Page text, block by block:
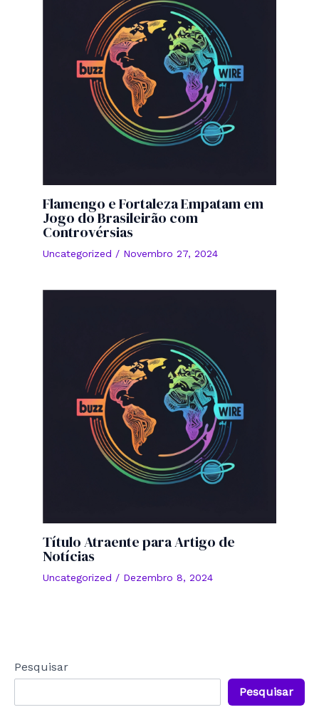
Flamengo e Fortaleza Empatam em
Jogo do Brasileirão com
Controvérsias
Uncategorized / Novembro 27, 2024
Título Atraente para Artigo de
Notícias
Uncategorized / Dezembro 8, 2024
Pesquisar
Pesquisar